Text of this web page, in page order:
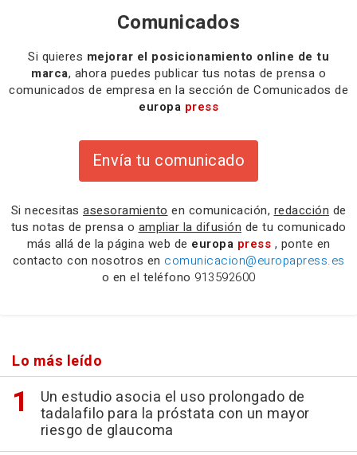
Comunicados
Si quieres mejorar el posicionamiento online de tu
marca, ahora puedes publicar tus notas de prensa o
comunicados de empresa en la sección de Comunicados de
europa press
Envía tu comunicado
Si necesitas asesoramiento en comunicación, redacción de
tus notas de prensa o ampliar la difusión de tu comunicado
más allá de la página web de europa press , ponte en
contacto con nosotros en comunicacion@europapress.es
o en el teléfono 913592600
Lo más leído
Un estudio asocia el uso prolongado de
tadalafilo para la próstata con un mayor
riesgo de glaucoma